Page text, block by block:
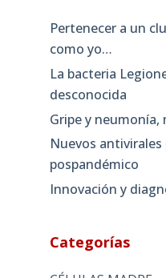
Pertenecer a un
como yo…
La bacteria
desconocida
Gripe y neumonía,
Nuevos
pospandémico
Innovación y
Categorías